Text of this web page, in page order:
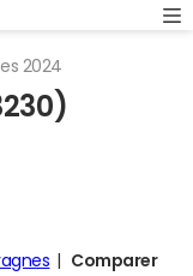
2024
Comparer